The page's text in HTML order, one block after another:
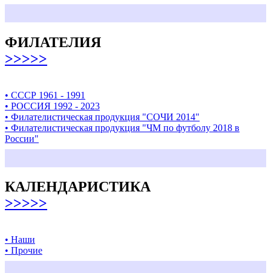
ФИЛАТЕЛИЯ
>>>>>
• СССР 1961 - 1991
• РОССИЯ 1992 - 2023
• Филателистическая продукция "СОЧИ 2014"
• Филателистическая продукция "ЧМ по футболу 2018 в
России"
КАЛЕНДАРИСТИКА
>>>>>
• Наши
• Прочие